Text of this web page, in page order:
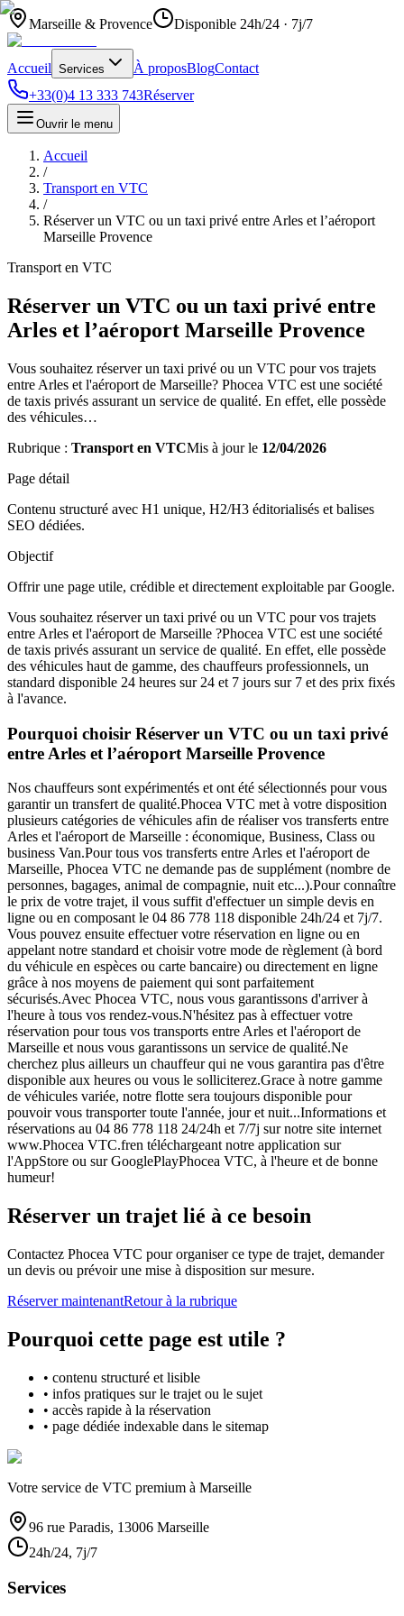
Marseille & Provence Disponible 24h/24 · 7j/7
Accueil Services À proposBlogContact
+33(0)4 13 333 743Réserver
Ouvrir le menu
Accueil
/
Transport en VTC
/
Réserver un VTC ou un taxi privé entre Arles et l’aéroport
Marseille Provence
Transport en VTC
Réserver un VTC ou un taxi privé entre
Arles et l’aéroport Marseille Provence
Vous souhaitez réserver un taxi privé ou un VTC pour vos trajets
entre Arles et l'aéroport de Marseille? Phocea VTC est une société
de taxis privés assurant un service de qualité. En effet, elle possède
des véhicules…
Rubrique : Transport en VTCMis à jour le 12/04/2026
Page détail
Contenu structuré avec H1 unique, H2/H3 éditorialisés et balises
SEO dédiées.
Objectif
Offrir une page utile, crédible et directement exploitable par Google.
Vous souhaitez réserver un taxi privé ou un VTC pour vos trajets
entre Arles et l'aéroport de Marseille ?Phocea VTC est une société
de taxis privés assurant un service de qualité. En effet, elle possède
des véhicules haut de gamme, des chauffeurs professionnels, un
standard disponible 24 heures sur 24 et 7 jours sur 7 et des prix fixés
à l'avance.
Pourquoi choisir Réserver un VTC ou un taxi privé
entre Arles et l’aéroport Marseille Provence
Nos chauffeurs sont expérimentés et ont été sélectionnés pour vous
garantir un transfert de qualité.Phocea VTC met à votre disposition
plusieurs catégories de véhicules afin de réaliser vos transferts entre
Arles et l'aéroport de Marseille : économique, Business, Class ou
business Van.Pour tous vos transferts entre Arles et l'aéroport de
Marseille, Phocea VTC ne demande pas de supplément (nombre de
personnes, bagages, animal de compagnie, nuit etc...).Pour connaître
le prix de votre trajet, il vous suffit d'effectuer un simple devis en
ligne ou en composant le 04 86 778 118 disponible 24h/24 et 7j/7.
Vous pouvez ensuite effectuer votre réservation en ligne ou en
appelant notre standard et choisir votre mode de règlement (à bord
du véhicule en espèces ou carte bancaire) ou directement en ligne
grâce à nos moyens de paiement qui sont parfaitement
sécurisés.Avec Phocea VTC, nous vous garantissons d'arriver à
l'heure à tous vos rendez-vous.N'hésitez pas à effectuer votre
réservation pour tous vos transports entre Arles et l'aéroport de
Marseille et nous vous garantissons un service de qualité.Ne
cherchez plus ailleurs un chauffeur qui ne vous garantira pas d'être
disponible aux heures ou vous le solliciterez.Grace à notre gamme
de véhicules variée, notre flotte sera toujours disponible pour
pouvoir vous transporter toute l'année, jour et nuit...Informations et
réservations au 04 86 778 118 24/24h et 7/7j sur notre site internet
www.Phocea VTC.fren téléchargeant notre application sur
l'AppStore ou sur GooglePlayPhocea VTC, à l'heure et de bonne
humeur!
Réserver un trajet lié à ce besoin
Contactez Phocea VTC pour organiser ce type de trajet, demander
un devis ou prévoir une mise à disposition sur mesure.
Réserver maintenantRetour à la rubrique
Pourquoi cette page est utile ?
• contenu structuré et lisible
• infos pratiques sur le trajet ou le sujet
• accès rapide à la réservation
• page dédiée indexable dans le sitemap
Votre service de VTC premium à Marseille
96 rue Paradis, 13006 Marseille
24h/24, 7j/7
Services